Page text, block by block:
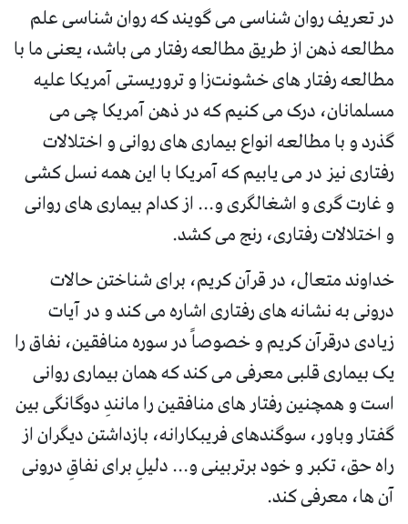
در تعریف روان شناسی می گویند که روان شناسی علم
مطالعه ذهن از طریق مطالعه رفتار می باشد، یعنی ما با
مطالعه رفتار های خشونت‌زا و تروریستی آمریکا علیه
مسلمانان، درک می کنیم که در ذهن آمریکا چی می
گذرد و با مطالعه انواع بیماری های روانی و اختلالات
رفتاری نیز در می یابیم که آمریکا با این همه نسل کشی
و غارت گری و اشغالگری و... از کدام بیماری های روانی
و اختلالات رفتاری، رنج می کشد.
خداوند متعال، در قرآن کریم، برای شناختن حالات
درونی به نشانه های رفتاری اشاره می کند و در آیات
زیادی درقرآن کریم و خصوصاً در سوره منافقین، نفاق را
یک بیماری قلبی معرفی می کند که همان بیماری روانی
است و همچنین رفتار های منافقین را مانندِ دوگانگی بین
گفتار وباور، سوگندهای فریبکارانه، بازداشتن دیگران از
راه حق، تکبر و خود برتربینی و... دلیلِ برای نفاقِ درونی
آن ها، معرفی کند.